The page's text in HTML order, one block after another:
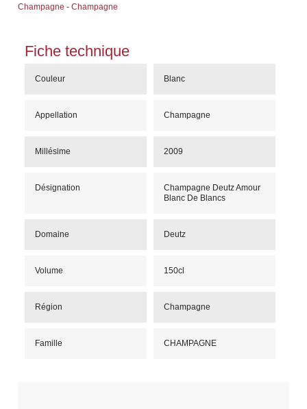
Champagne -Champagne
Fiche technique
Couleur Blanc
Appellation Champagne
Millésime 2009
Désignation
Champagne Deutz Amour
Blanc De Blancs
Domaine Deutz
Volume 150cl
Région Champagne
Famille CHAMPAGNE